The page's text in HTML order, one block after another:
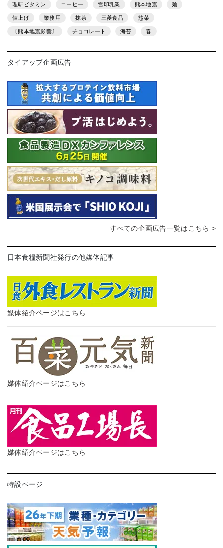
理研ビタミン コーヒー 雪印乳業 熊本地震 麺
値上げ 業務用 抹茶 三菱食品 惣菜
〔熊本地震影響〕 チョコレート 海苔 春
タイアップ企画広告
すべての企画広告一覧はこちら >
日本食糧新聞社発行の他媒体記事
媒体紹介ページはこちら
媒体紹介ページはこちら
媒体紹介ページはこちら
特設ページ